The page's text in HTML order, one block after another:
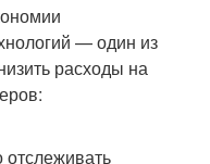
— один из
расходы на
отслеживать